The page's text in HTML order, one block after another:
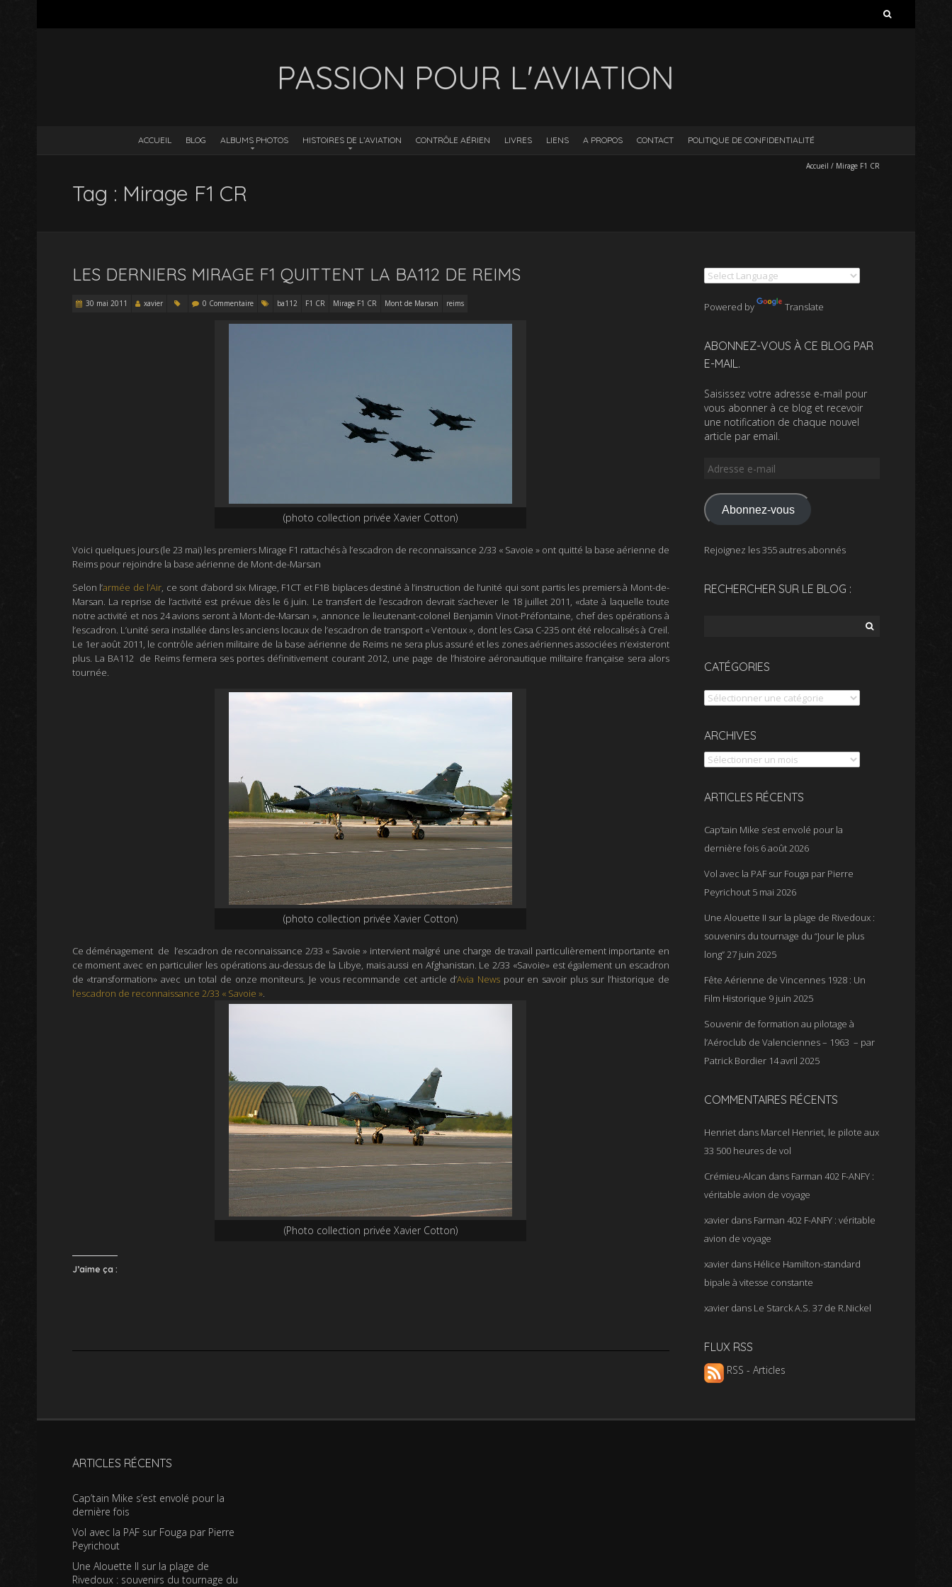
PASSION POUR L'AVIATION
ACCUEIL BLOG ALBUMS PHOTOS HISTOIRES DE L’AVIATION CONTRÔLE AÉRIEN LIVRES LIENS A PROPOS CONTACT POLITIQUE DE CONFIDENTIALITÉ
Accueil / Mirage F1 CR
Tag : Mirage F1 CR
LES DERNIERS MIRAGE F1 QUITTENT LA BA112 DE REIMS
30 mai 2011 xavier 0 Commentaire ba112 F1 CR Mirage F1 CR Mont de Marsan reims
(photo collection privée Xavier Cotton)
Voici quelques jours (le 23 mai) les premiers Mirage F1 rattachés à l’escadron de reconnaissance 2/33 « Savoie » ont quitté la base aérienne de
Reims pour rejoindre la base aérienne de Mont-de-Marsan
Selon l’armée de l’Air, ce sont d’abord six Mirage, F1CT et F1B biplacesdestiné à l’instruction de l’unité qui sont partis les premiers à Mont-de-
Marsan. La reprise de l’activité est prévue dès le 6 juin. Le transfert de l’escadron devrait s’achever le 18 juillet 2011, «date à laquelle toute
notre activité et nos 24 avions seront à Mont-de-Marsan », annonce le lieutenant-colonel Benjamin Vinot-Préfontaine, chef des opérations à
l’escadron. L’unité sera installée dans les anciens locaux de l’escadron de transport « Ventoux », dont les Casa C-235 ont été relocalisés à Creil.
Le 1er août 2011, le contrôle aérien militaire de la base aérienne de Reims ne sera plus assuré et les zones aériennes associées n’existeront
plus. La BA112 de Reims fermera ses portes définitivement courant 2012, une page de l’histoire aéronautique militaire française sera alors
tournée.
(photo collection privée Xavier Cotton)
Ce déménagement de l’escadron de reconnaissance 2/33 « Savoie » intervient malgré une charge de travail particulièrement importante en
ce moment avec en particulier les opérations au-dessus de la Libye, mais aussi en Afghanistan. Le 2/33 «Savoie» est également un escadron
de «transformation» avec un total de onze moniteurs. Je vous recommande cet article d’Avia News pour en savoir plus sur l’historique de
l’escadron de reconnaissance 2/33 « Savoie ».
(Photo collection privée Xavier Cotton)
J’aime ça :
Powered by Translate
ABONNEZ-VOUS À CE BLOG PAR
E-MAIL.
Saisissez votre adresse e-mail pour
vous abonner à ce blog et recevoir
une notification de chaque nouvel
article par email.
Adresse
mail
Abonnez-vous
Rejoignez les 355 autres abonnés
RECHERCHER SUR LE BLOG :
CATÉGORIES
Catégories
ARCHIVES
Archives
ARTICLES RÉCENTS
Cap’tain Mike s’est envolé pour la
dernière fois 6 août 2026
Vol avec la PAF sur Fouga par Pierre
Peyrichout 5 mai 2026
Une Alouette II sur la plage de Rivedoux :
souvenirs du tournage du “Jour le plus
long”27 juin 2025
Fête Aérienne de Vincennes 1928 : Un
Film Historique 9 juin 2025
Souvenir de formation au pilotage à
l’Aéroclub de Valenciennes – 1963 – par
Patrick Bordier 14 avril 2025
COMMENTAIRES RÉCENTS
Henriet dans Marcel Henriet, le pilote aux
33 500 heures de vol
Crémieu-Alcan dans Farman 402 F-ANFY :
véritable avion de voyage
xavier dans Farman 402 F-ANFY : véritable
avion de voyage
xavier dans Hélice Hamilton-standard
bipale à vitesse constante
xavier dans Le Starck A.S. 37 de R.Nickel
FLUX RSS
RSS - Articles
ARTICLES RÉCENTS
Cap’tain Mike s’est envolé pour la
dernière fois
Vol avec la PAF sur Fouga par Pierre
Peyrichout
Une Alouette II sur la plage de
Rivedoux : souvenirs du tournage du